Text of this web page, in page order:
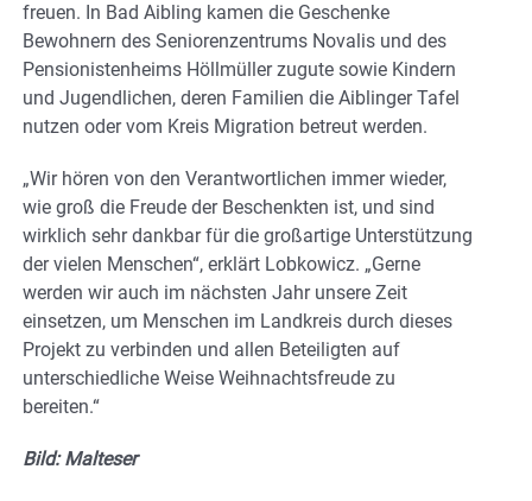
freuen. In Bad Aibling kamen die Geschenke
Bewohnern des Seniorenzentrums Novalis und des
Pensionistenheims Höllmüller zugute sowie Kindern
und Jugendlichen, deren Familien die Aiblinger Tafel
nutzen oder vom Kreis Migration betreut werden.
„Wir hören von den Verantwortlichen immer wieder,
wie groß die Freude der Beschenkten ist, und sind
wirklich sehr dankbar für die großartige Unterstützung
der vielen Menschen“, erklärt Lobkowicz. „Gerne
werden wir auch im nächsten Jahr unsere Zeit
einsetzen, um Menschen im Landkreis durch dieses
Projekt zu verbinden und allen Beteiligten auf
unterschiedliche Weise Weihnachtsfreude zu
bereiten.“
Bild: Malteser